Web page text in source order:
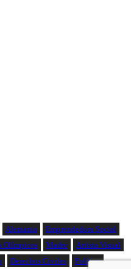
Alemania
Emprendedora Social
Olímpicos Madre
Artista Visual
Derechos Civiles Política